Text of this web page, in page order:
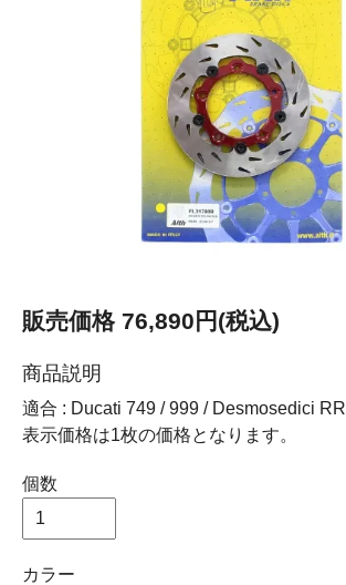
販売価格 76,890円(税込)
商品説明
適合 : Ducati 749 / 999 / Desmosedici RR
表示価格は1枚の価格となります。
個数
カラー